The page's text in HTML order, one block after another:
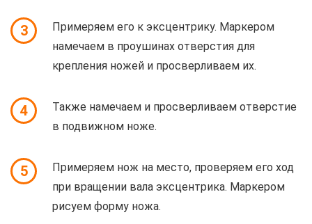
3
Примеряем его к эксцентрику. Маркером
намечаем в проушинах отверстия для
крепления ножей и просверливаем их.
4
Также намечаем и просверливаем отверстие
в подвижном ноже.
5
Примеряем нож на место, проверяем его ход
при вращении вала эксцентрика. Маркером
рисуем форму ножа.